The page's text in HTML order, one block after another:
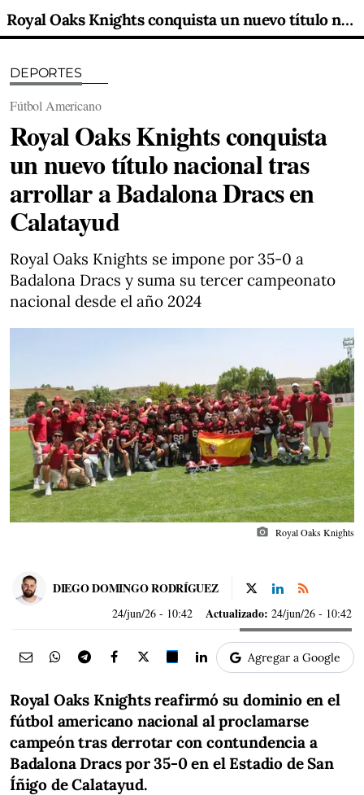
Royal Oaks Knights conquista un nuevo título nacional tras arrollar a Badalona Dracs en Calatayud
DEPORTES
Fútbol Americano
Royal Oaks Knights conquista
un nuevo título nacional tras
arrollar a Badalona Dracs en
Calatayud
Royal Oaks Knights se impone por 35-0 a
Badalona Dracs y suma su tercer campeonato
nacional desde el año 2024
photo_camera Royal Oaks Knights
DIEGO DOMINGO RODRÍGUEZ
24/jun/26 - 10:42 Actualizado: 24/jun/26 - 10:42
Agregar a Google
Royal Oaks Knights reafirmó su dominio en el
fútbol americano nacional al proclamarse
campeón tras derrotar con contundencia a
Badalona Dracs por 35-0 en el Estadio de San
Íñigo de Calatayud.